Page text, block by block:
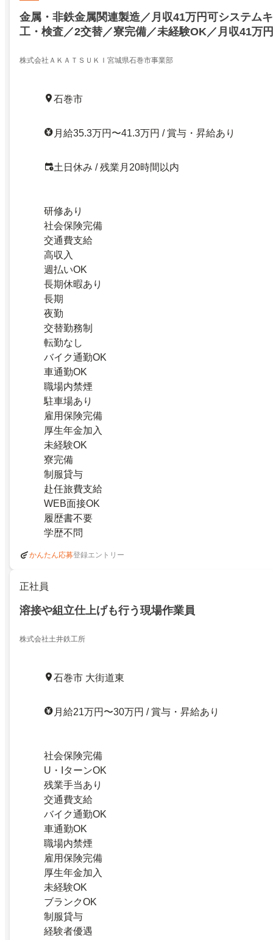
金属・非鉄金属関連製造／月収41万円可システム
工・検査／2交替／寮完備／未経験OK／月収41万
株式会社ＡＫＡＴＳＵＫＩ宮城県石巻市事業部
石巻市
月給35.3万円〜41.3万円 / 賞与・昇給あり
土日休み / 残業月20時間以内
研修あり
社会保険完備
交通費支給
高収入
週払いOK
長期休暇あり
長期
夜勤
交替勤務制
転勤なし
バイク通勤OK
車通勤OK
職場内禁煙
駐車場あり
雇用保険完備
厚生年金加入
未経験OK
寮完備
制服貸与
赴任旅費支給
WEB面接OK
履歴書不要
学歴不問
かんたん応募登録エントリー
正社員
溶接や組立仕上げも行う現場作業員
株式会社土井鉄工所
石巻市 大街道東
月給21万円〜30万円 / 賞与・昇給あり
社会保険完備
U・IターンOK
残業手当あり
交通費支給
バイク通勤OK
車通勤OK
職場内禁煙
雇用保険完備
厚生年金加入
未経験OK
ブランクOK
制服貸与
経験者優遇